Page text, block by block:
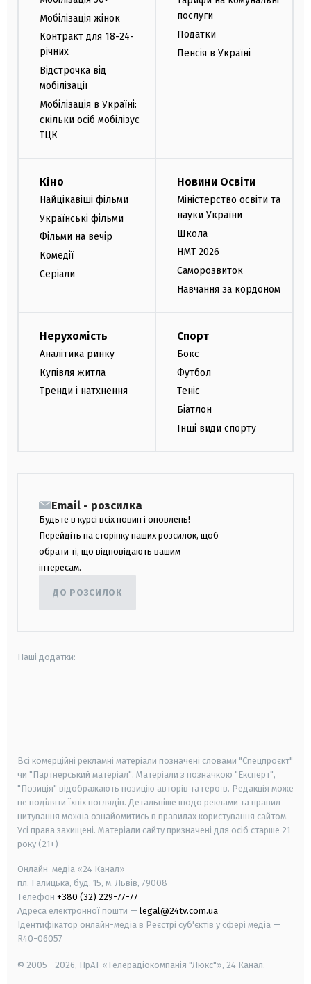
Мобілізація жінок
Контракт для 18-24-
річних
Відстрочка від
мобілізації
Мобілізація в Україні:
скільки осіб мобілізує
ТЦК
послуги
Податки
Пенсія в Україні
Кіно
Найцікавіші фільми
Українські фільми
Фільми на вечір
Комедії
Серіали
Новини Освіти
Міністерство освіти та
науки України
Школа
НМТ 2026
Саморозвиток
Навчання за кордоном
Нерухомість
Аналітика ринку
Купівля житла
Тренди і натхнення
Спорт
Бокс
Футбол
Теніс
Біатлон
Інші види спорту
Email - розсилка
Будьте в курсі всіх новин і оновлень!
Перейдіть на сторінку наших розсилок, щоб
обрати ті, що відповідають вашим
інтересам.
ДО РОЗСИЛОК
Наші додатки:
Всі комерційні рекламні матеріали позначені словами "Спецпроєкт"
чи "Партнерський матеріал". Матеріали з позначкою "Експерт",
"Позиція" відображають позицію авторів та героїв. Редакція може
не поділяти їхніх поглядів. Детальніше щодо реклами та правил
цитування можна ознайомитись в правилах користування сайтом.
Усі права захищені. Матеріали сайту призначені для осіб старше 21
року (21+)
Онлайн-медіа «24 Канал»
пл. Галицька, буд. 15, м. Львів, 79008
Телефон +380 (32) 229-77-77
Адреса електронної пошти — legal@24tv.com.ua
Ідентифікатор онлайн-медіа в Реєстрі суб'єктів у сфері медіа —
R40-06057
© 2005—2026, ПрАТ «Телерадіокомпанія "Люкс"», 24 Канал.